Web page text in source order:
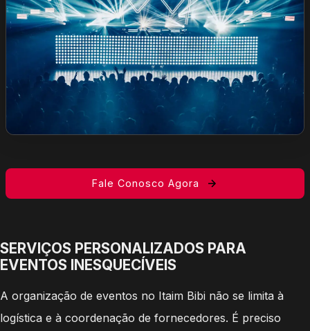
Fale Conosco Agora
SERVIÇOS PERSONALIZADOS PARA
EVENTOS INESQUECÍVEIS
A organização de eventos no Itaim Bibi não se limita à
logística e à coordenação de fornecedores. É preciso